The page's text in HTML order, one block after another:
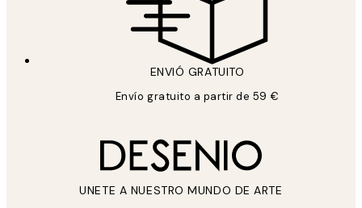
ENVIÓ GRATUITO
Envío gratuito a partir de 59 €
UNETE A NUESTRO MUNDO DE ARTE